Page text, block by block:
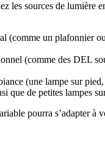
les sources de lumière
(comme un plafonnier
(comme des DEL
(une lampe sur
que de petites lampes
pourra s’adapter à